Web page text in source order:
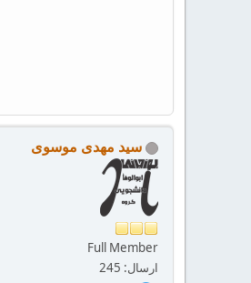
سید مهدی موسوی
Full Member
ارسال: 245